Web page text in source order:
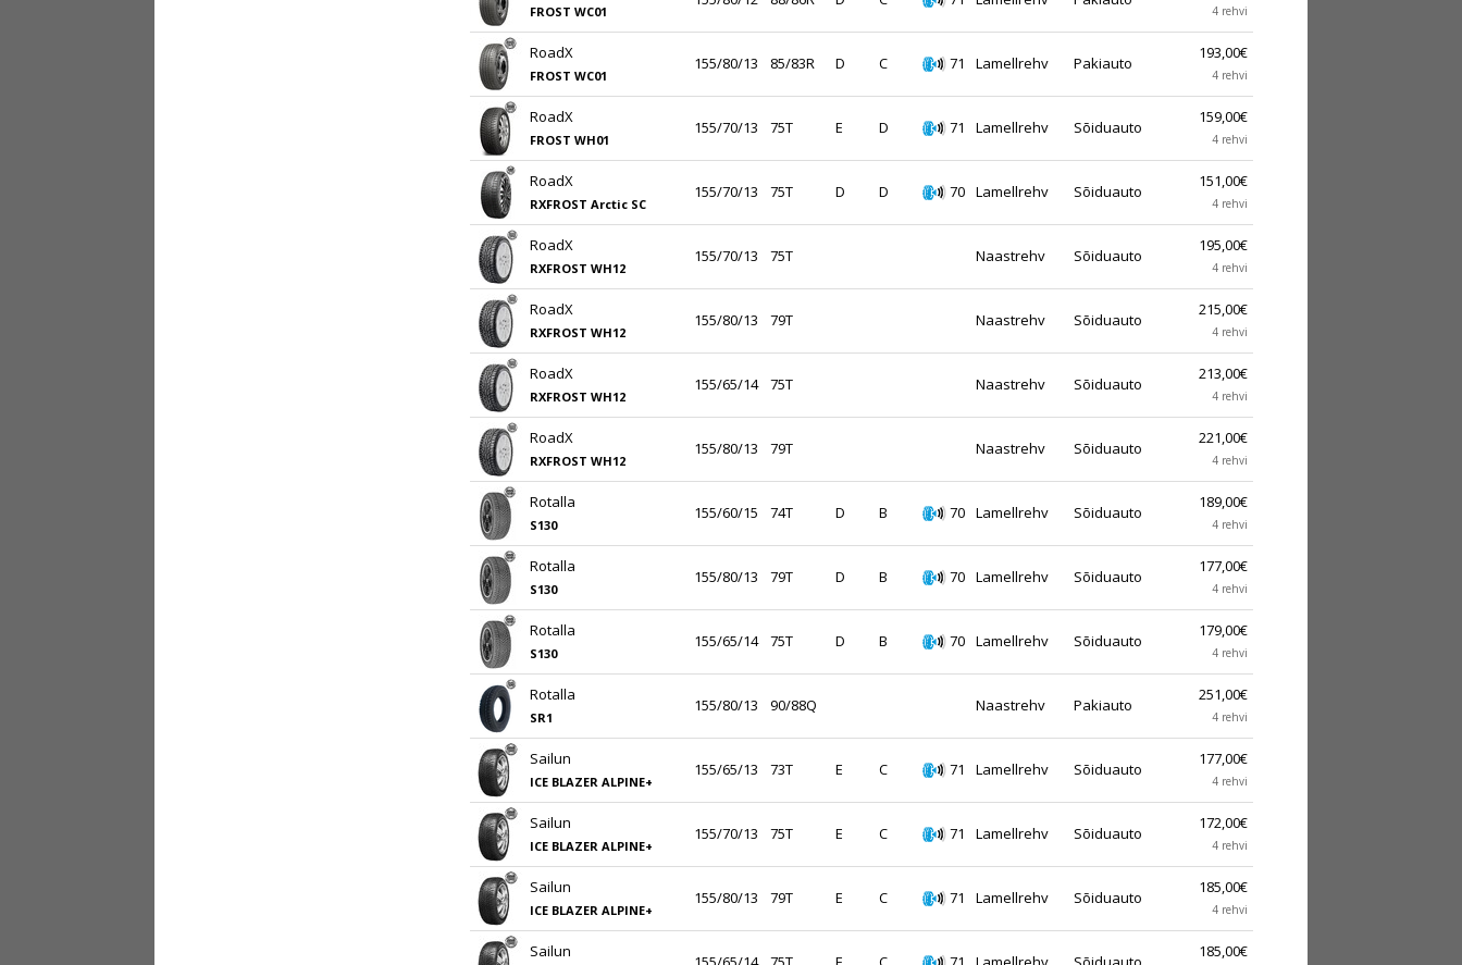
FROST WC01 4 rehvi
RoadX
FROST WC01
155/80/13 85/83R D C 71 Lamellrehv Pakiauto
193,00€
4 rehvi
RoadX
FROST WH01
155/70/13 75T E D 71 Lamellrehv Sõiduauto
159,00€
4 rehvi
RoadX
RXFROST Arctic SC
155/70/13 75T D D 70 Lamellrehv Sõiduauto
151,00€
4 rehvi
RoadX
RXFROST WH12
155/70/13 75T Naastrehv Sõiduauto
195,00€
4 rehvi
RoadX
RXFROST WH12
155/80/13 79T Naastrehv Sõiduauto
215,00€
4 rehvi
RoadX
RXFROST WH12
155/65/14 75T Naastrehv Sõiduauto
213,00€
4 rehvi
RoadX
RXFROST WH12
155/80/13 79T Naastrehv Sõiduauto
221,00€
4 rehvi
Rotalla
S130
155/60/15 74T D B 70 Lamellrehv Sõiduauto
189,00€
4 rehvi
Rotalla
S130
155/80/13 79T D B 70 Lamellrehv Sõiduauto
177,00€
4 rehvi
Rotalla
S130
155/65/14 75T D B 70 Lamellrehv Sõiduauto
179,00€
4 rehvi
Rotalla
SR1
155/80/13 90/88Q Naastrehv Pakiauto
251,00€
4 rehvi
Sailun
ICE BLAZER ALPINE+
155/65/13 73T E C 71 Lamellrehv Sõiduauto
177,00€
4 rehvi
Sailun
ICE BLAZER ALPINE+
155/70/13 75T E C 71 Lamellrehv Sõiduauto
172,00€
4 rehvi
Sailun
ICE BLAZER ALPINE+
155/80/13 79T E C 71 Lamellrehv Sõiduauto
185,00€
4 rehvi
Sailun 185,00€